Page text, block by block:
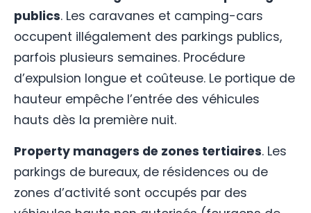
publics. Les caravanes et camping-cars
occupent illégalement des parkings publics,
parfois plusieurs semaines. Procédure
d’expulsion longue et coûteuse. Le portique de
hauteur empêche l’entrée des véhicules
hauts dès la première nuit.
Property managers de zones tertiaires. Les
parkings de bureaux, de résidences ou de
zones d’activité sont occupés par des